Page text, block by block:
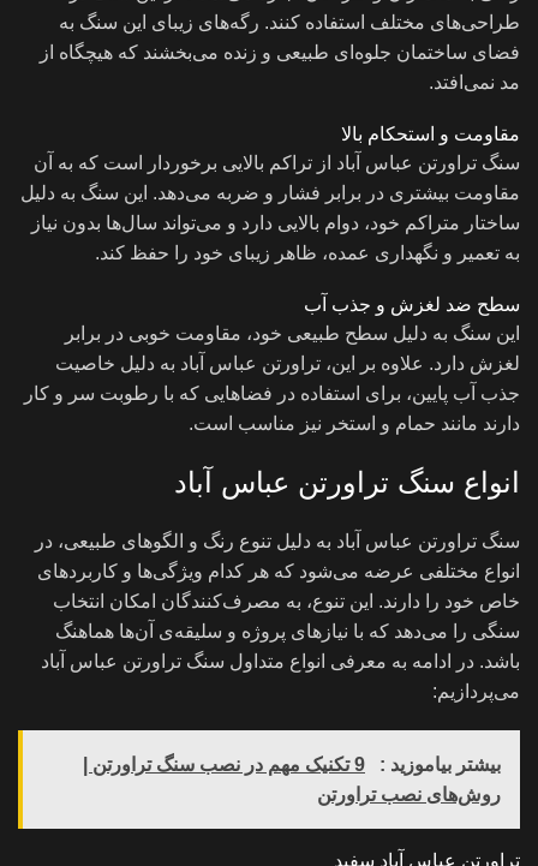
طراحی‌های مختلف استفاده کنند. رگه‌های زیبای این سنگ به
فضای ساختمان جلوه‌ای طبیعی و زنده می‌بخشند که هیچگاه از
مد نمی‌افتد.
مقاومت و استحکام بالا
سنگ تراورتن عباس آباد از تراکم بالایی برخوردار است که به آن
مقاومت بیشتری در برابر فشار و ضربه می‌دهد. این سنگ به دلیل
ساختار متراکم خود، دوام بالایی دارد و می‌تواند سال‌ها بدون نیاز
به تعمیر و نگهداری عمده، ظاهر زیبای خود را حفظ کند.
سطح ضد لغزش و جذب آب
این سنگ به دلیل سطح طبیعی خود، مقاومت خوبی در برابر
لغزش دارد. علاوه بر این، تراورتن عباس آباد به دلیل خاصیت
جذب آب پایین، برای استفاده در فضاهایی که با رطوبت سر و کار
دارند مانند حمام و استخر نیز مناسب است.
انواع سنگ تراورتن عباس آباد
سنگ تراورتن عباس آباد به دلیل تنوع رنگ و الگوهای طبیعی، در
انواع مختلفی عرضه می‌شود که هر کدام ویژگی‌ها و کاربردهای
خاص خود را دارند. این تنوع، به مصرف‌کنندگان امکان انتخاب
سنگی را می‌دهد که با نیازهای پروژه و سلیقه‌ی آن‌ها هماهنگ
باشد. در ادامه به معرفی انواع متداول سنگ تراورتن عباس آباد
می‌پردازیم:
بیشتر بیاموزید :
9 تکنیک مهم در نصب سنگ تراورتن |
روش‌های نصب تراورتن
تراورتن عباس آباد سفید